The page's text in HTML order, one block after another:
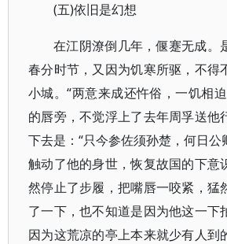
(五)依旧是幻想
在江阴潦倒几年，偃蹇无成。
春分时节，又因为饥寒所驱，不得
小城。“两意来成还忤俗，一饥相
的唇旁，不觉浮上了去年周孚送他
下去是：“只今参佐须孙楚，何日公
触动了他的身世，恢复故国的下意
然停止了步履，把嘴唇一咬紧，猛
了一下，也不知道是因为他这一下
因为这荒凉的亭上本来就少有人到